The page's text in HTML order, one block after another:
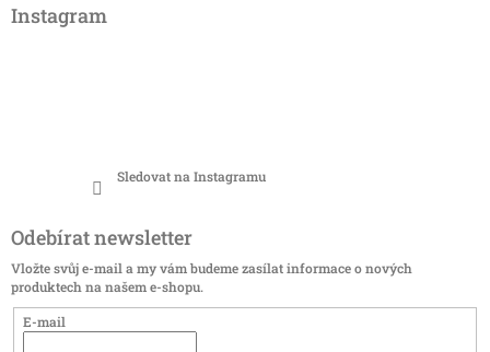
Instagram
Sledovat na Instagramu
Odebírat newsletter
Vložte svůj e-mail a my vám budeme zasílat informace o nových
produktech na našem e-shopu.
E-mail